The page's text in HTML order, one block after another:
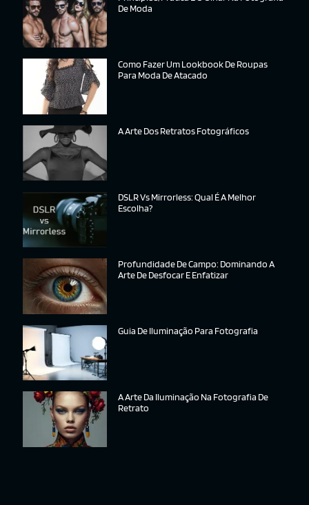
De Moda
Como Fazer Um Lookbook De Roupas
Para Moda De Atacado
A Arte Dos Retratos Fotográficos
DSLR Vs Mirrorless: Qual É A Melhor
Escolha?
Profundidade De Campo: Dominando A
Arte De Desfocar E Enfatizar
Guia De Iluminação Para Fotografia
A Arte Da Iluminação Na Fotografia De
Retrato